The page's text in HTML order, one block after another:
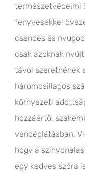
természetvédelmi
fenyvesekkel
csendes és
csak azoknak
távol szeretnének
háromcsillagos
környezeti
hozzáértő,
vendéglátásban.
hogy a
egy kedves szóra